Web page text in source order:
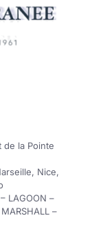
de la Pointe
Nice,
LAGOON –
–